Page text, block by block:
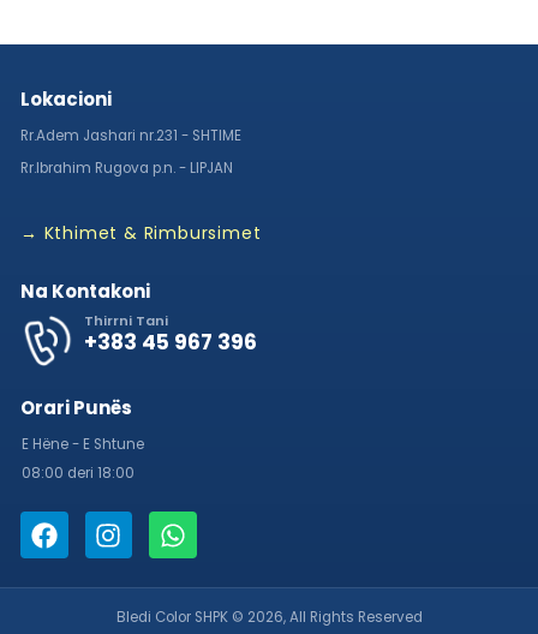
Lokacioni
Rr.Adem Jashari nr.231 - SHTIME
Rr.Ibrahim Rugova p.n. - LIPJAN
→ Kthimet & Rimbursimet
Na Kontakoni
Thirrni Tani
+383 45 967 396
Orari Punës
E Hëne - E Shtune
08:00 deri 18:00
Bledi Color SHPK © 2026, All Rights Reserved